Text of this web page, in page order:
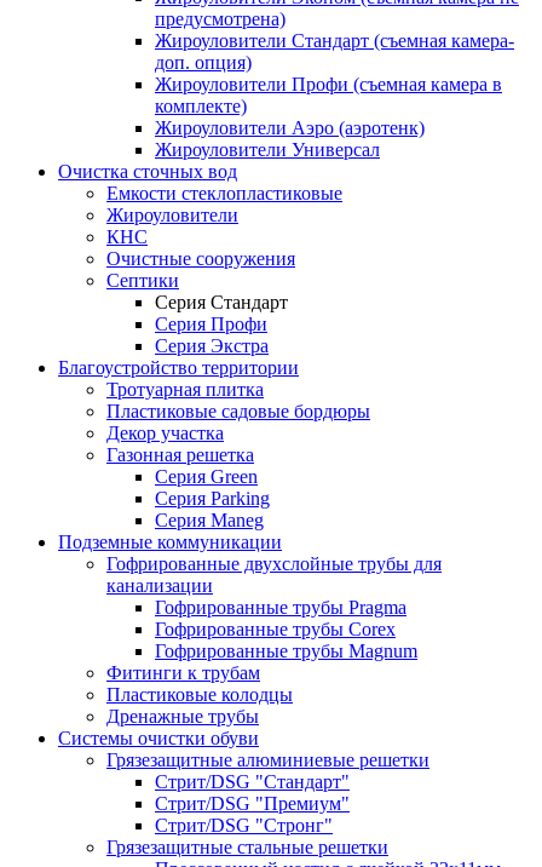
предусмотрена)
Жироуловители Стандарт (съемная камера-
доп. опция)
Жироуловители Профи (съемная камера в
комплекте)
Жироуловители Аэро (аэротенк)
Жироуловители Универсал
Очистка сточных вод
Емкости стеклопластиковые
Жироуловители
КНС
Очистные сооружения
Септики
Серия Стандарт
Серия Профи
Серия Экстра
Благоустройство территории
Тротуарная плитка
Пластиковые садовые бордюры
Декор участка
Газонная решетка
Серия Green
Серия Parking
Серия Maneg
Подземные коммуникации
Гофрированные двухслойные трубы для
канализации
Гофрированные трубы Pragma
Гофрированные трубы Corex
Гофрированные трубы Magnum
Фитинги к трубам
Пластиковые колодцы
Дренажные трубы
Системы очистки обуви
Грязезащитные алюминиевые решетки
Стрит/DSG "Стандарт"
Стрит/DSG "Премиум"
Стрит/DSG "Стронг"
Грязезащитные стальные решетки